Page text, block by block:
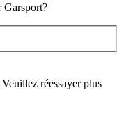
Garsport?
réessayer plus